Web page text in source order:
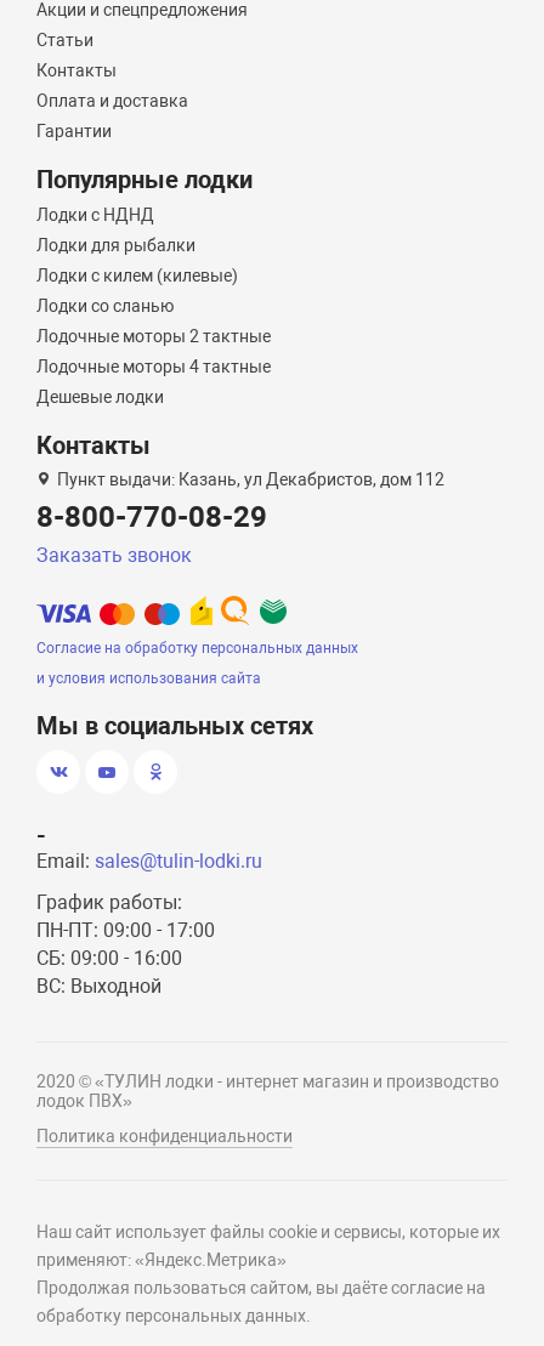
Акции и спецпредложения
Статьи
Контакты
Оплата и доставка
Гарантии
Популярные лодки
Лодки с НДНД
Лодки для рыбалки
Лодки с килем (килевые)
Лодки со сланью
Лодочные моторы 2 тактные
Лодочные моторы 4 тактные
Дешевые лодки
Контакты
Пункт выдачи: Казань, ул Декабристов, дом 112
8-800-770-08-29
Заказать звонок
Согласие на обработку персональных данных
и условия использования сайта
Мы в социальных сетях
-
Email: sales@tulin-lodki.ru
График работы:
ПН-ПТ: 09:00 - 17:00
СБ: 09:00 - 16:00
ВС: Выходной
2020 © «ТУЛИН лодки - интернет магазин и производство
лодок ПВХ»
Политика конфиденциальности
Наш сайт использует файлы cookie и сервисы, которые их
применяют: «Яндекс.Метрика»
Продолжая пользоваться сайтом, вы даёте согласие на
обработку персональных данных.